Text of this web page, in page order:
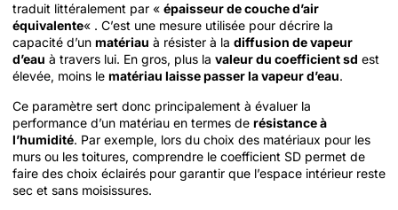
traduit littéralement par « épaisseur de couche d’air
équivalente« . C’est une mesure utilisée pour décrire la
capacité d’un matériau à résister à la diffusion de vapeur
d’eau à travers lui. En gros, plus la valeur du coefficient sd est
élevée, moins le matériau laisse passer la vapeur d’eau.
Ce paramètre sert donc principalement à évaluer la
performance d’un matériau en termes de résistance à
l’humidité. Par exemple, lors du choix des matériaux pour les
murs ou les toitures, comprendre le coefficient SD permet de
faire des choix éclairés pour garantir que l’espace intérieur reste
sec et sans moisissures.